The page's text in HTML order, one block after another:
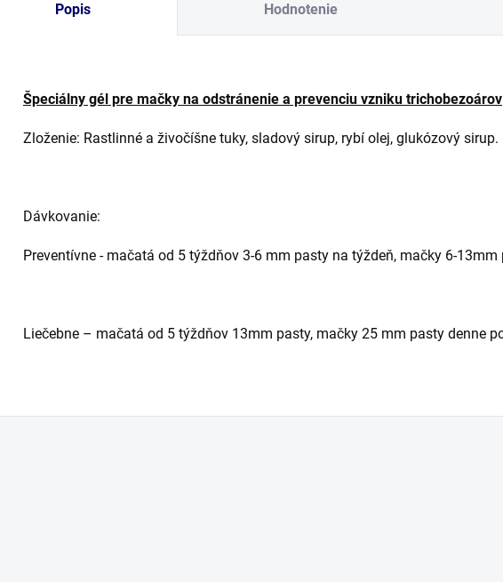
Popis Hodnotenie
Špeciálny gél pre mačky na odstránenie a prevenciu vzniku trichobezoárov
Zloženie: Rastlinné a živočíšne tuky, sladový sirup, rybí olej, glukózový sirup.
Dávkovanie:
Preventívne - mačatá od 5 týždňov 3-6 mm pasty na týždeň, mačky 6-13mm
Liečebne – mačatá od 5 týždňov 13mm pasty, mačky 25 mm pasty denne